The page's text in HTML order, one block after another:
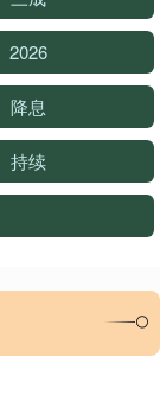
2026
降息
持续